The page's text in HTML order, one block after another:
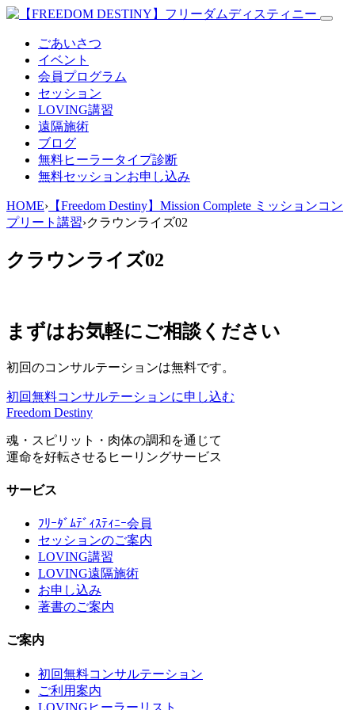
ごあいさつ
イベント
会員プログラム
セッション
LOVING講習
遠隔施術
ブログ
無料ヒーラータイプ診断
無料セッションお申し込み
HOME› 【Freedom Destiny】Mission Complete ミッションコン
プリート講習›クラウンライズ02
クラウンライズ02
まずはお気軽にご相談ください
初回のコンサルテーションは無料です。
初回無料コンサルテーションに申し込む
Freedom Destiny
魂・スピリット・肉体の調和を通じて
運命を好転させるヒーリングサービス
サービス
ﾌﾘｰﾀﾞﾑﾃﾞｨｽﾃｨﾆｰ会員
セッションのご案内
LOVING講習
LOVING遠隔施術
お申し込み
著書のご案内
ご案内
初回無料コンサルテーション
ご利用案内
LOVINGヒーラーリスト